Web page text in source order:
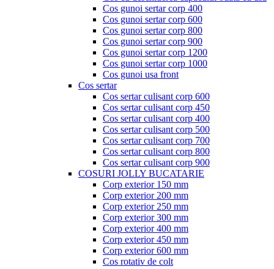
Cos gunoi sertar corp 400
Cos gunoi sertar corp 600
Cos gunoi sertar corp 800
Cos gunoi sertar corp 900
Cos gunoi sertar corp 1200
Cos gunoi sertar corp 1000
Cos gunoi usa front
Cos sertar
Cos sertar culisant corp 600
Cos sertar culisant corp 450
Cos sertar culisant corp 400
Cos sertar culisant corp 500
Cos sertar culisant corp 700
Cos sertar culisant corp 800
Cos sertar culisant corp 900
COSURI JOLLY BUCATARIE
Corp exterior 150 mm
Corp exterior 200 mm
Corp exterior 250 mm
Corp exterior 300 mm
Corp exterior 400 mm
Corp exterior 450 mm
Corp exterior 600 mm
Cos rotativ de colt